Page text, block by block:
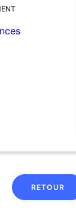
RETOUR